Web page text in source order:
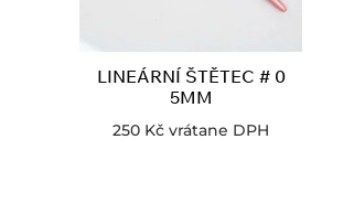
LINEÁRNÍ ŠTĚTEC # 0
5MM
250 Kč vrátane DPH